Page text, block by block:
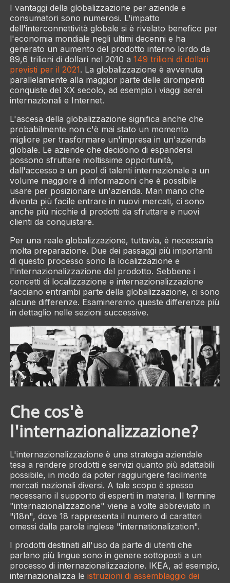
I vantaggi della globalizzazione per aziende e
consumatori sono numerosi. L'impatto
dell'interconnettività globale si è rivelato benefico per
l'economia mondiale negli ultimi decenni e ha
generato un aumento del prodotto interno lordo da
89,6 trilioni di dollari nel 2010 a 149 trilioni di dollari
previsti per il 2021. La globalizzazione è avvenuta
parallelamente alla maggior parte delle dirompenti
conquiste del XX secolo, ad esempio i viaggi aerei
internazionali e Internet.
L'ascesa della globalizzazione significa anche che
probabilmente non c'è mai stato un momento
migliore per trasformare un'impresa in un'azienda
globale. Le aziende che decidono di espandersi
possono sfruttare moltissime opportunità,
dall'accesso a un pool di talenti internazionale a un
volume maggiore di informazioni che è possibile
usare per posizionare un'azienda. Man mano che
diventa più facile entrare in nuovi mercati, ci sono
anche più nicchie di prodotti da sfruttare e nuovi
clienti da conquistare.
Per una reale globalizzazione, tuttavia, è necessaria
molta preparazione. Due dei passaggi più importanti
di questo processo sono la localizzazione e
l'internazionalizzazione del prodotto. Sebbene i
concetti di localizzazione e internazionalizzazione
facciano entrambi parte della globalizzazione, ci sono
alcune differenze. Esamineremo queste differenze più
in dettaglio nelle sezioni successive.
Che cos'è
l'internazionalizzazione?
L'internazionalizzazione è una strategia aziendale
tesa a rendere prodotti e servizi quanto più adattabili
possibile, in modo da poter raggiungere facilmente
mercati nazionali diversi. A tale scopo è spesso
necessario il supporto di esperti in materia. Il termine
"internazionalizzazione" viene a volte abbreviato in
"i18n", dove 18 rappresenta il numero di caratteri
omessi dalla parola inglese "internationalization".
I prodotti destinati all'uso da parte di utenti che
parlano più lingue sono in genere sottoposti a un
processo di internazionalizzazione. IKEA, ad esempio,
internazionalizza le istruzioni di assemblaggio dei